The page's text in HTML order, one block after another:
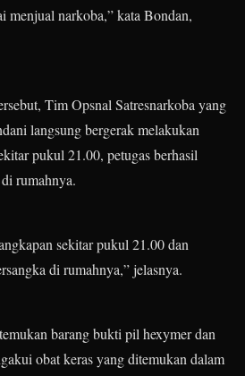
menjual narkoba,” kata Bondan,
Tim Opsnal Satresnarkoba yang
langsung bergerak melakukan
pukul 21.00, petugas berhasil
rumahnya.
sekitar pukul 21.00 dan
di rumahnya,” jelasnya.
barang bukti pil hexymer dan
obat keras yang ditemukan dalam